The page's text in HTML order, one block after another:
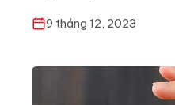
9 tháng 12, 2023